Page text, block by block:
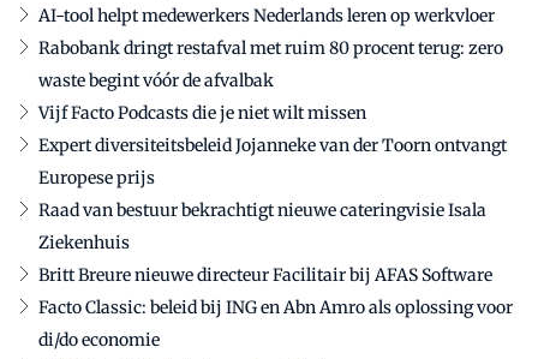
AI-tool helpt medewerkers Nederlands leren op werkvloer
Rabobank dringt restafval met ruim 80 procent terug: zero
waste begint vóór de afvalbak
Vijf Facto Podcasts die je niet wilt missen
Expert diversiteitsbeleid Jojanneke van der Toorn ontvangt
Europese prijs
Raad van bestuur bekrachtigt nieuwe cateringvisie Isala
Ziekenhuis
Britt Breure nieuwe directeur Facilitair bij AFAS Software
Facto Classic: beleid bij ING en Abn Amro als oplossing voor
di/do economie